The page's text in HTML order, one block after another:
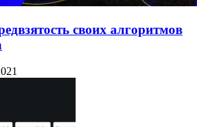
своих алгоритмов